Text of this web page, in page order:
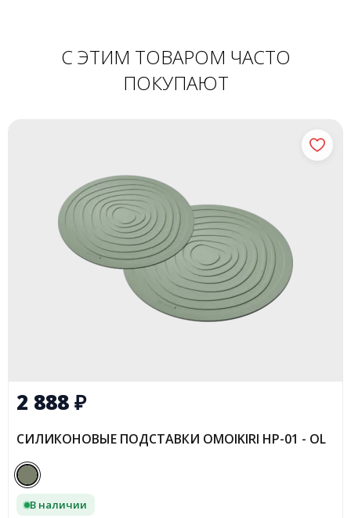
С ЭТИМ ТОВАРОМ ЧАСТО
ПОКУПАЮТ
2 888₽
CИЛИКОНОВЫЕ ПОДСТАВКИ OMOIKIRI HP-01 - OL
В наличии